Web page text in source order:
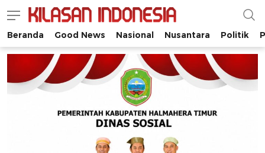
Kilasan Indonesia
Satu-satunya di Indonesia
Beranda Good News Nasional Nusantara Politik